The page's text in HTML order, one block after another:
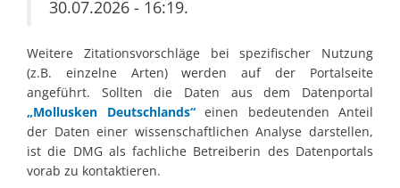
30.07.2026 - 16:19.
Weitere Zitationsvorschläge bei spezifischer Nutzung
(z.B. einzelne Arten) werden auf der Portalseite
angeführt. Sollten die Daten aus dem Datenportal
„Mollusken Deutschlands“einen bedeutenden Anteil
der Daten einer wissenschaftlichen Analyse darstellen,
ist die DMG als fachliche Betreiberin des Datenportals
vorab zu kontaktieren.